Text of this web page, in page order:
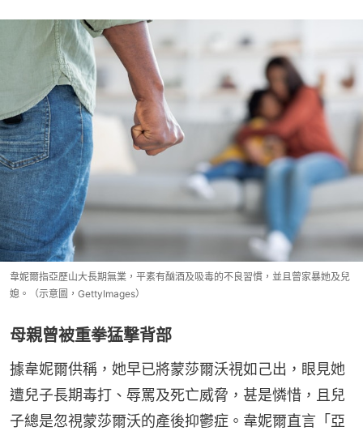
韋妮爾指亞歷山大長期無業，平素有酗酒及吸毒的不良習慣，並且曾家暴她及兒
媳。（示意圖，GettyImages）
母親曾被重拳猛撃背部
據韋妮爾供稱，她早已將蒙莎爾沃視如己出，眼見她
遭兒子長期毒打、辱罵及死亡威脅，甚是憐惜，且兒
子總是忽視蒙莎爾沃的產後抑鬱症。韋妮爾直言「亞